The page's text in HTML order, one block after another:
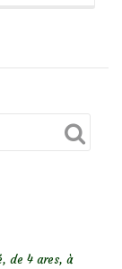
vagabonde
de 4 ares, à